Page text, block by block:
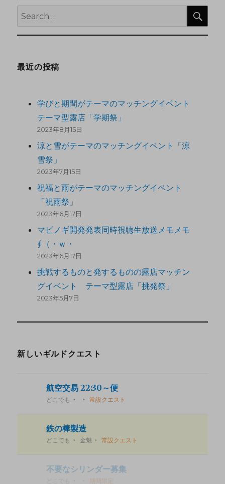
最近の投稿
学びと期間がテーマのマッチングイベント
テーマ型露店「学期祭」
2023年8月15日
涼と雪がテーマのマッチングイベント「涼
雪祭」
2023年7月15日
祝福と雨がテーマのマッチングイベント
「祝雨祭」
2023年6月17日
マビノギ開発発表同時視聴生放送メモメモ
∮（・ｗ・
2023年6月17日
挑戦するものと発するものの露店マッチン
グイベント テーマ型露店「挑発祭」
2023年5月7日
新しいギルドクエスト
航空交易 22:30～便
どこでも 常設クエスト
鉄の棒製造
どこでも 金魅 常設クエスト
不要なシリンダー募集
期間限定